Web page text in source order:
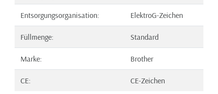
Entsorgungsorganisation: ElektroG-Zeichen
Füllmenge: Standard
Marke: Brother
CE: CE-Zeichen